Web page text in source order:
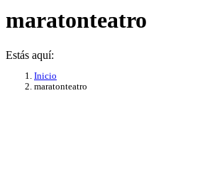
maratonteatro
Estás aquí:
Inicio
maratonteatro